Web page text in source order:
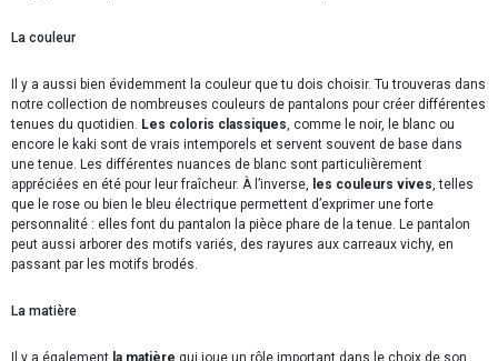
La couleur
Il y a aussi bien évidemment la couleur que tu dois choisir. Tu trouveras dans
notre collection de nombreuses couleurs de pantalons pour créer différentes
tenues du quotidien. Les coloris classiques, comme le noir, le blanc ou
encore le kaki sont de vrais intemporels et servent souvent de base dans
une tenue. Les différentes nuances de blanc sont particulièrement
appréciées en été pour leur fraîcheur. À l’inverse, les couleurs vives, telles
que le rose ou bien le bleu électrique permettent d’exprimer une forte
personnalité : elles font du pantalon la pièce phare de la tenue. Le pantalon
peut aussi arborer des motifs variés, des rayures aux carreaux vichy, en
passant par les motifs brodés.
La matière